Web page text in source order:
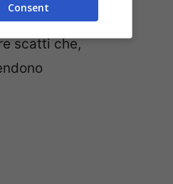
lì,
scatti che,
Consent